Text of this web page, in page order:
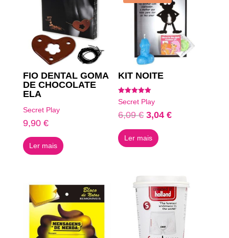
FIO DENTAL GOMA
DE CHOCOLATE
ELA
Secret Play
9,90 €
Ler mais
KIT NOITE
Avaliação
5.00
de 5
Secret Play
6,09€ O
preço
original
3,04€O
Ler mais